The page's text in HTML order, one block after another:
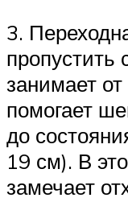
3.
пропустить
занимает
помогает
до
19 см). В
замечает